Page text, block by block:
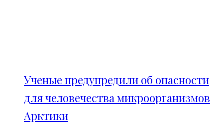
Ученые предупредили об опасности
для человечества микроорганизмов
Арктики